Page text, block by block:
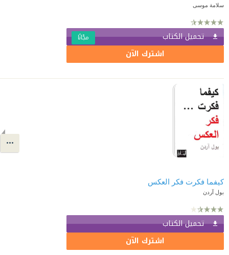
سلامة موسى
تحميل الكتاب مجّانًا
اشترك الآن
كيفما فكرت فكر العكس
بول آردن
تحميل الكتاب
اشترك الآن